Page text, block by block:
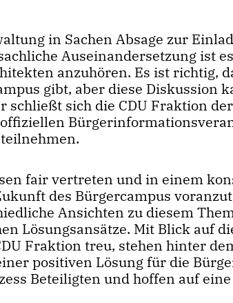
in Sachen Absage zur
Auseinandersetzung ist
anzuhören. Es ist richtig,
gibt, aber diese Diskussion
sich die CDU Fraktion
fair vertreten und in einem
des Bürgercampus
Ansichten zu diesem
Lösungsansätze. Mit Blick auf
Fraktion treu, stehen hinter
positiven Lösung für die
Beteiligten und hoffen auf